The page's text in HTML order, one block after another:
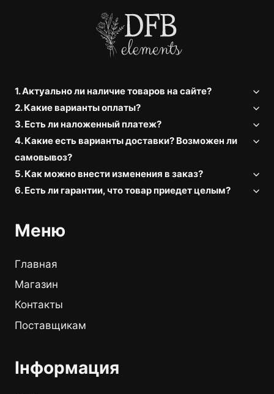
1. Актуально ли наличие товаров на сайте?
2. Какие варианты оплаты?
3. Есть ли наложенный платеж?
4. Какие есть варианты доставки? Возможен ли
самовывоз?
5. Как можно внести изменения в заказ?
6. Есть ли гарантии, что товар приедет целым?
Меню
Главная
Магазин
Контакты
Поставщикам
Інформация